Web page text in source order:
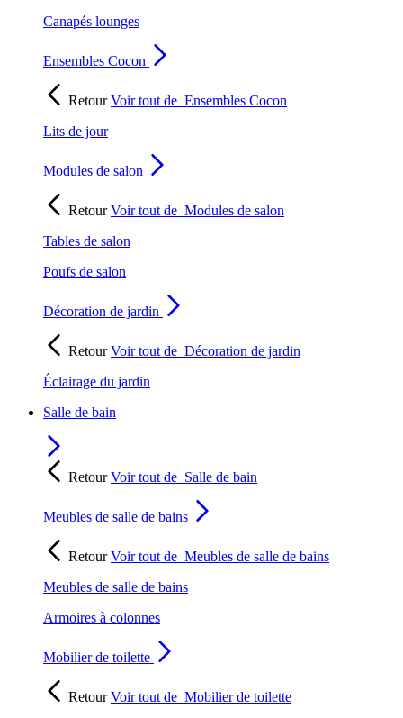
Canapés lounges
Ensembles Cocon
RetourVoir tout de Ensembles Cocon
Lits de jour
Modules de salon
RetourVoir tout de Modules de salon
Tables de salon
Poufs de salon
Décoration de jardin
RetourVoir tout de Décoration de jardin
Éclairage du jardin
Salle de bain
RetourVoir tout de Salle de bain
Meubles de salle de bains
RetourVoir tout de Meubles de salle de bains
Meubles de salle de bains
Armoires à colonnes
Mobilier de toilette
RetourVoir tout de Mobilier de toilette